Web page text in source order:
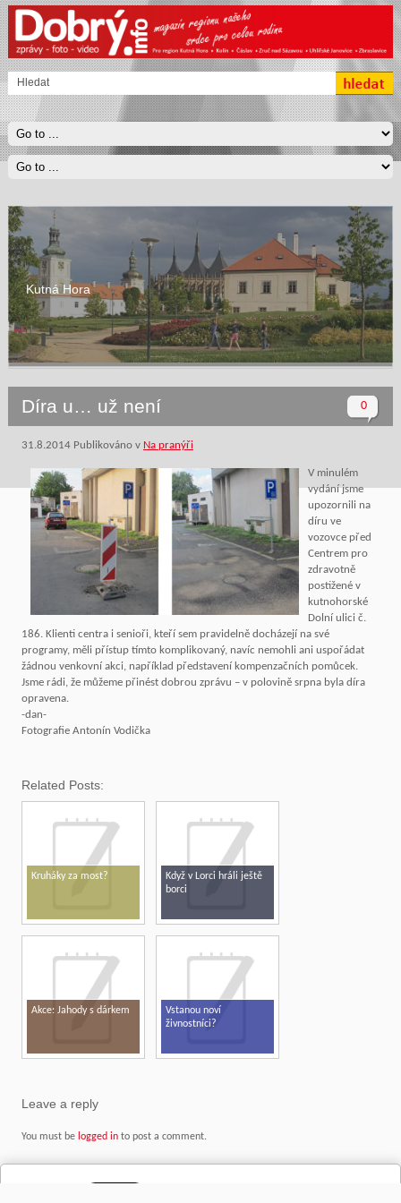
Kutná Hora
0
Díra u… už není
31.8.2014Publikováno v Na pranýři
V minulém
vydání jsme
upozornili na
díru ve
vozovce před
Centrem pro
zdravotně
postižené v
kutnohorské
Dolní ulici č.
186. Klienti centra i senioři, kteří sem pravidelně docházejí na své
programy, měli přístup tímto komplikovaný, navíc nemohli ani uspořádat
žádnou venkovní akci, například představení kompenzačních pomůcek.
Jsme rádi, že můžeme přinést dobrou zprávu – v polovině srpna byla díra
opravena.
-dan-
Fotografie Antonín Vodička
Related Posts:
Kruháky za most?
Když v Lorci hráli ještě
borci
Akce: Jahody s dárkem
Vstanou noví
živnostníci?
Leave a reply
You must be logged into post a comment.